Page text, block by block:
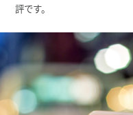
評です。